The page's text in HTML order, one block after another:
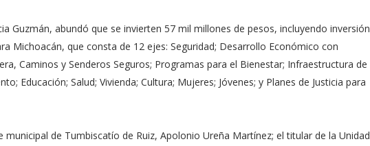
Guzmán, abundó que se invierten 57 mil millones de pesos, incluyendo inversión
Michoacán, que consta de 12 ejes: Seguridad; Desarrollo Económico con
Caminos y Senderos Seguros; Programas para el Bienestar; Infraestructura de
Educación; Salud; Vivienda; Cultura; Mujeres; Jóvenes; y Planes de Justicia para
municipal de Tumbiscatío de Ruiz, Apolonio Ureña Martínez; el titular de la Unidad